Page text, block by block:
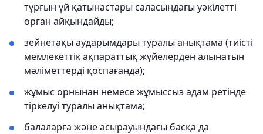
тұрғын үй қатынастары саласындағы уәкілетті
орган айқындайды;
зейнетақы аударымдары туралы анықтама (тиісті
мемлекеттік ақпараттық жүйелерден алынатын
мәліметтерді қоспағанда);
жұмыс орнынан немесе жұмыссыз адам ретінде
тіркелуі туралы анықтама;
балаларға және асырауындағы басқа да